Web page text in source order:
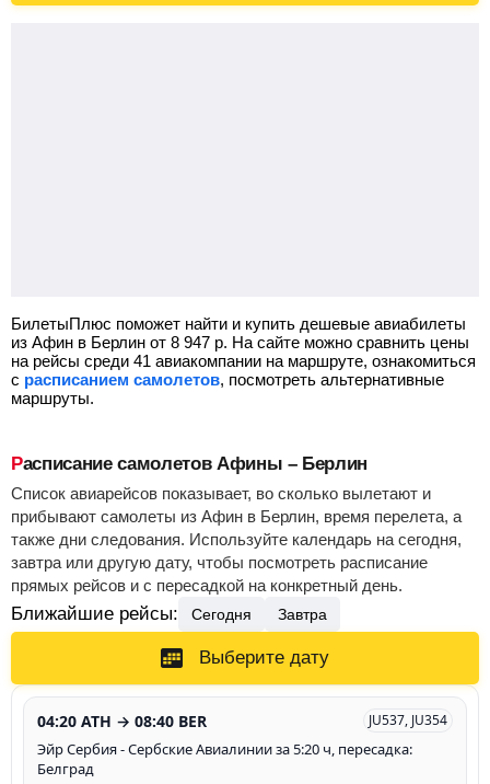
БилетыПлюс поможет найти и купить дешевые авиабилеты
из Афин в Берлин от 8 947 р. На сайте можно сравнить цены
на рейсы среди 41 авиакомпании на маршруте, ознакомиться
с расписанием самолетов, посмотреть альтернативные
маршруты.
Расписание самолетов Афины – Берлин
Список авиарейсов показывает, во сколько вылетают и
прибывают самолеты из Афин в Берлин, время перелета, а
также дни следования. Используйте календарь на сегодня,
завтра или другую дату, чтобы посмотреть расписание
прямых рейсов и с пересадкой на конкретный день.
Ближайшие рейсы: Сегодня Завтра
Выберите дату
04:20 ATH → 08:40 BER JU537, JU354
Эйр Сербия - Сербские Авиалинии за 5:20 ч, пересадка:
Белград